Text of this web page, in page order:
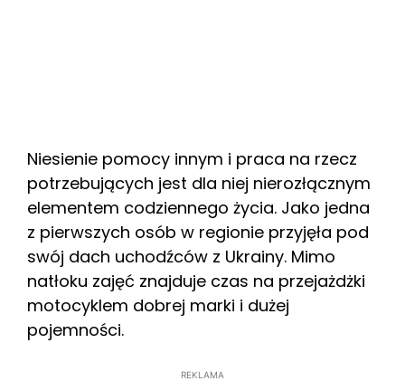
Niesienie pomocy innym i praca na rzecz
potrzebujących jest dla niej nierozłącznym
elementem codziennego życia. Jako jedna
z pierwszych osób w regionie przyjęła pod
swój dach uchodźców z Ukrainy. Mimo
natłoku zajęć znajduje czas na przejażdżki
motocyklem dobrej marki i dużej
pojemności.
REKLAMA